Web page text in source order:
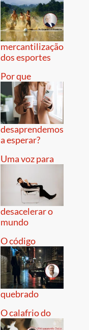
mercantilização
dos esportes
Por que
desaprendemos
a esperar?
Uma voz para
desacelerar o
mundo
O código
quebrado
O calafrio do